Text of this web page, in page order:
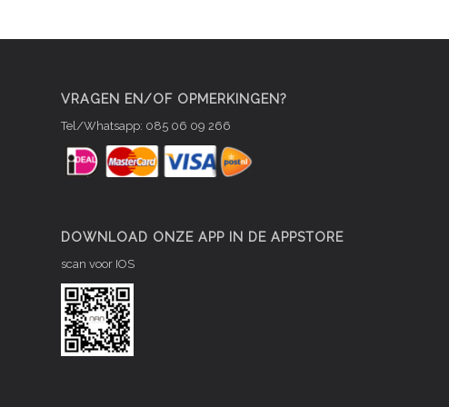
VRAGEN EN/OF OPMERKINGEN?
Tel/Whatsapp: 085 06 09 266
DOWNLOAD ONZE APP IN DE APPSTORE
scan voor IOS